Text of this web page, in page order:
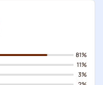
81%
11%
3%